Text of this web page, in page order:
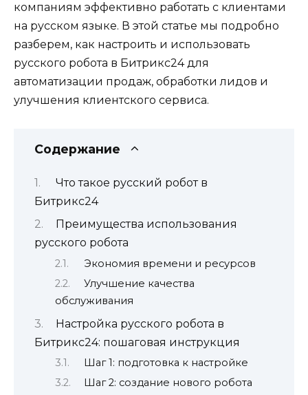
компаниям эффективно работать с клиентами
на русском языке. В этой статье мы подробно
разберем, как настроить и использовать
русского робота в Битрикс24 для
автоматизации продаж, обработки лидов и
улучшения клиентского сервиса.
Содержание
Что такое русский робот в
Битрикс24
Преимущества использования
русского робота
Экономия времени и ресурсов
Улучшение качества
обслуживания
Настройка русского робота в
Битрикс24: пошаговая инструкция
Шаг 1: подготовка к настройке
Шаг 2: создание нового робота